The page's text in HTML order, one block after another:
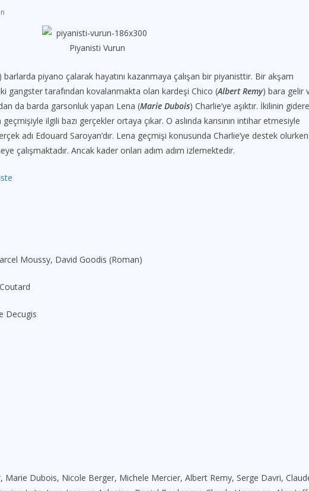
) barlarda piyano çalarak hayatını kazanmaya çalışan bir piyanisttir. Bir akşam
gangster tarafından kovalanmakta olan kardeşi Chico (Albert Remy) bara gelir
da barda garsonluk yapan Lena (Marie Dubois) Charlie’ye aşıktır. İkilinin
geçmişiyle ilgili bazı gerçekler ortaya çıkar. O aslında karısının intihar etmesiyle
adı Edouard Saroyan’dır. Lena geçmişi konusunda Charlie’ye destek olurken
çalışmaktadır. Ancak kader onları adım adım izlemektedir.
Moussy, David Goodis (Roman)
Decugis
Marie Dubois, Nicole Berger, Michele Mercier, Albert Remy, Serge Davri,